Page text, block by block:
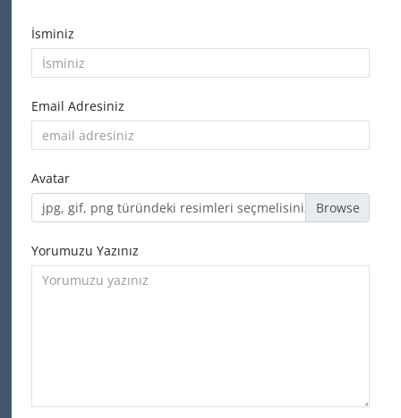
İsminiz
Email Adresiniz
Avatar
jpg, gif, png türündeki resimleri seçmelisiniz
Yorumuzu Yazınız